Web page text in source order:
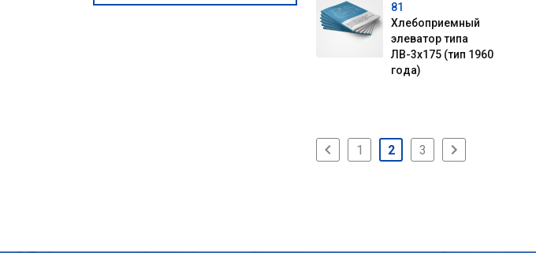
81
Хлебоприемный
элеватор типа
ЛВ-3х175 (тип 1960
года)
1 2 3